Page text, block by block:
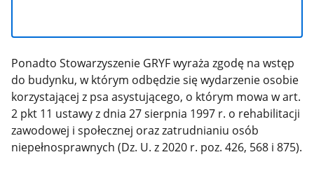
Ponadto Stowarzyszenie GRYF wyraża zgodę na wstęp
do budynku, w którym odbędzie się wydarzenie osobie
korzystającej z psa asystującego, o którym mowa w art.
2 pkt 11 ustawy z dnia 27 sierpnia 1997 r. o rehabilitacji
zawodowej i społecznej oraz zatrudnianiu osób
niepełnosprawnych (Dz. U. z 2020 r. poz. 426, 568 i 875).